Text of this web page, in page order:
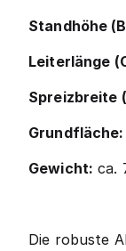
Standhöhe
Leiterlänge
Spreizbreite
Grundfläche:
Gewicht: ca.
Die robuste